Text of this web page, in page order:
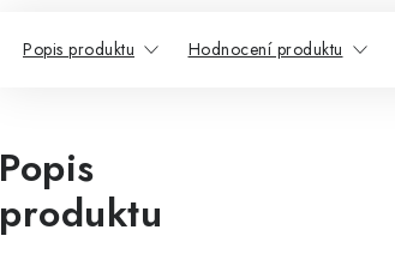
Popis produktu Hodnocení produktu
Popis
produktu